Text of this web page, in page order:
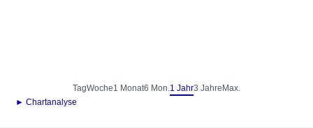
TagWoche1 Monat6 Mon.1 Jahr3 Jahre Max.
► Chartanalyse